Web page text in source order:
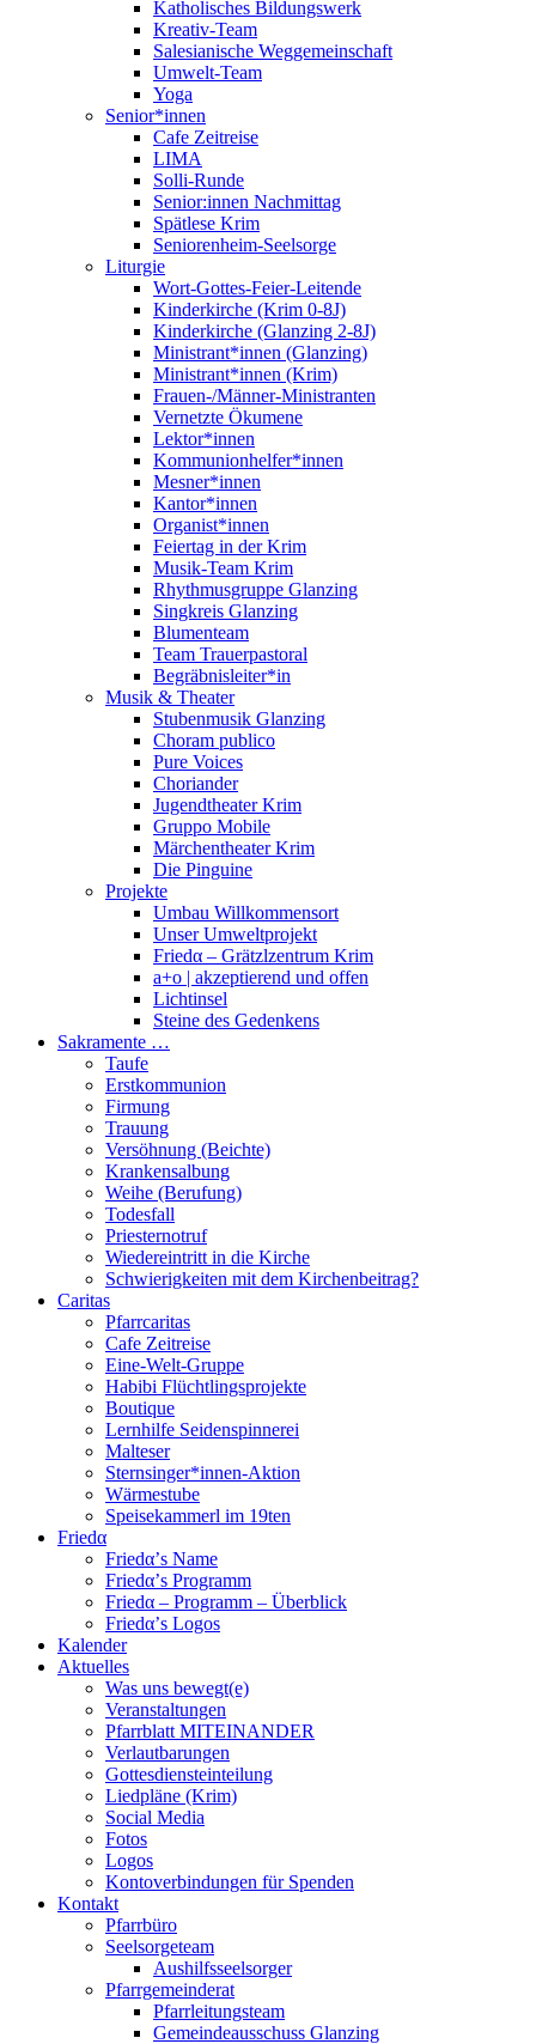
Katholisches Bildungswerk
Kreativ-Team
Salesianische Weggemeinschaft
Umwelt-Team
Yoga
Senior*innen
Cafe Zeitreise
LIMA
Solli-Runde
Senior:innen Nachmittag
Spätlese Krim
Seniorenheim-Seelsorge
Liturgie
Wort-Gottes-Feier-Leitende
Kinderkirche (Krim 0-8J)
Kinderkirche (Glanzing 2-8J)
Ministrant*innen (Glanzing)
Ministrant*innen (Krim)
Frauen-/Männer-Ministranten
Vernetzte Ökumene
Lektor*innen
Kommunionhelfer*innen
Mesner*innen
Kantor*innen
Organist*innen
Feiertag in der Krim
Musik-Team Krim
Rhythmusgruppe Glanzing
Singkreis Glanzing
Blumenteam
Team Trauerpastoral
Begräbnisleiter*in
Musik & Theater
Stubenmusik Glanzing
Choram publico
Pure Voices
Choriander
Jugendtheater Krim
Gruppo Mobile
Märchentheater Krim
Die Pinguine
Projekte
Umbau Willkommensort
Unser Umweltprojekt
Friedα – Grätzlzentrum Krim
a+o | akzeptierend und offen
Lichtinsel
Steine des Gedenkens
Sakramente …
Taufe
Erstkommunion
Firmung
Trauung
Versöhnung (Beichte)
Krankensalbung
Weihe (Berufung)
Todesfall
Priesternotruf
Wiedereintritt in die Kirche
Schwierigkeiten mit dem Kirchenbeitrag?
Caritas
Pfarrcaritas
Cafe Zeitreise
Eine-Welt-Gruppe
Habibi Flüchtlingsprojekte
Boutique
Lernhilfe Seidenspinnerei
Malteser
Sternsinger*innen-Aktion
Wärmestube
Speisekammerl im 19ten
Friedα
Friedα’s Name
Friedα’s Programm
Friedα – Programm – Überblick
Friedα’s Logos
Kalender
Aktuelles
Was uns bewegt(e)
Veranstaltungen
Pfarrblatt MITEINANDER
Verlautbarungen
Gottesdiensteinteilung
Liedpläne (Krim)
Social Media
Fotos
Logos
Kontoverbindungen für Spenden
Kontakt
Pfarrbüro
Seelsorgeteam
Aushilfsseelsorger
Pfarrgemeinderat
Pfarrleitungsteam
Gemeindeausschuss Glanzing